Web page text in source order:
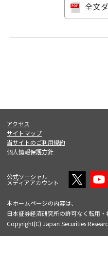
全文
アクセス
サイトマップ
当サイトのご利用規約
個人情報保護方針
公式ソーシャル
メディアアカウント
本ホームページの内容は、
日本証券経済研究所の許可なく転用・
Copyright(C) Japan Securities